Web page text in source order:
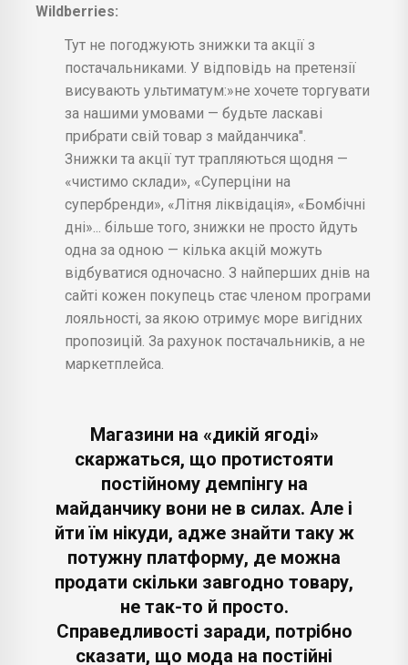
Wildberries:
Тут не погоджують знижки та акції з
постачальниками. У відповідь на претензії
висувають ультиматум:»не хочете торгувати
за нашими умовами — будьте ласкаві
прибрати свій товар з майданчика".
Знижки та акції тут трапляються щодня —
«чистимо склади», «Суперціни на
супербренди», «Літня ліквідація», «Бомбічні
дні»... більше того, знижки не просто йдуть
одна за одною — кілька акцій можуть
відбуватися одночасно. З найперших днів на
сайті кожен покупець стає членом програми
лояльності, за якою отримує море вигідних
пропозицій. За рахунок постачальників, а не
маркетплейса.
Магазини на «дикій ягоді»
скаржаться, що протистояти
постійному демпінгу на
майданчику вони не в силах. Але і
йти їм нікуди, адже знайти таку ж
потужну платформу, де можна
продати скільки завгодно товару,
не так-то й просто.
Справедливості заради, потрібно
сказати, що мода на постійні